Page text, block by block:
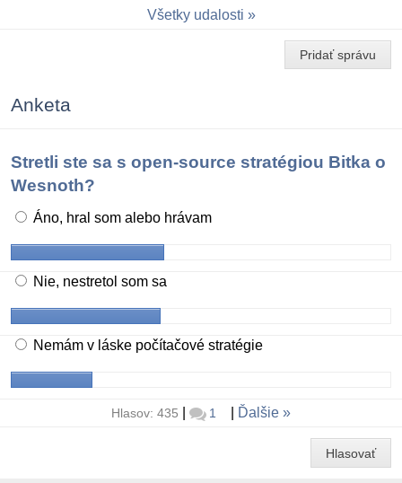
Všetky udalosti
Pridať správu
Anketa
Stretli ste sa s open-source stratégiou Bitka o
Wesnoth?
Áno, hral som alebo hrávam
Nie, nestretol som sa
Nemám v láske počítačové stratégie
Hlasov: 435 1 Ďalšie
Hlasovať